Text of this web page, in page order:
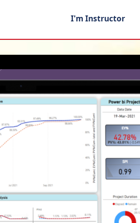
I'm Instructor